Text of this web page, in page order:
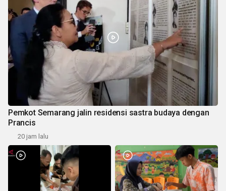
Pemkot Semarang jalin residensi sastra budaya dengan
Prancis
20 jam lalu